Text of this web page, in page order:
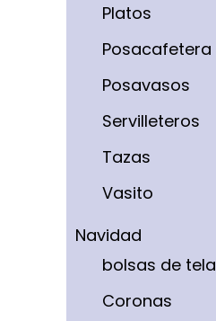
Platos
Posacafetera
Posavasos
Servilleteros
Tazas
Vasito
Navidad
bolsas de tela
Coronas